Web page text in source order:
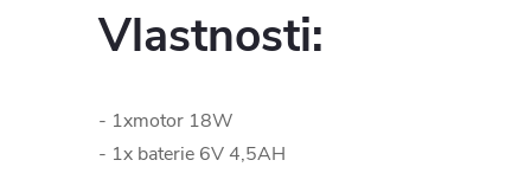
Vlastnosti:
- 1xmotor 18W
- 1x baterie 6V 4,5AH